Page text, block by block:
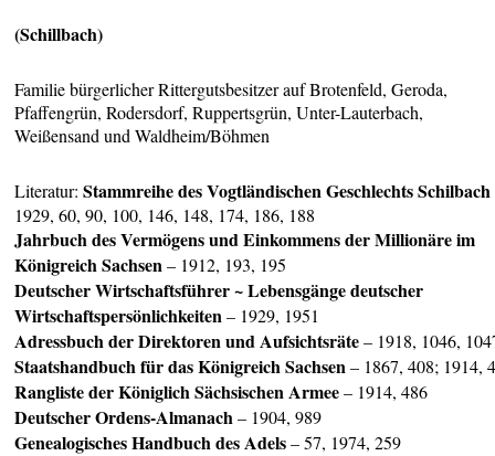
(Schillbach)
Familie bürgerlicher Rittergutsbesitzer auf Brotenfeld, Geroda,
Pfaffengrün, Rodersdorf, Ruppertsgrün, Unter-Lauterbach,
Weißensand und Waldheim/Böhmen
Literatur: Stammreihe des Vogtländischen Geschlechts Schilbach
1929, 60, 90, 100, 146, 148, 174, 186, 188
Jahrbuch des Vermögens und Einkommens der Millionäre im
Königreich Sachsen – 1912, 193, 195
Deutscher Wirtschaftsführer ~ Lebensgänge deutscher
Wirtschaftspersönlichkeiten – 1929, 1951
Adressbuch der Direktoren und Aufsichtsräte– 1918, 1046,
Staatshandbuch für dasKönigreich Sachsen – 1867, 408; 1914,
Rangliste der Königlich Sächsischen Armee– 1914, 486
Deutscher Ordens-Almanach – 1904, 989
Genealogisches Handbuch des Adels– 57, 1974, 259